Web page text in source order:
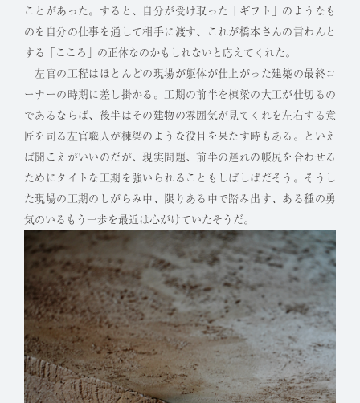
ことがあった。すると、自分が受け取った「ギフト」のようなも
のを自分の仕事を通して相手に渡す、これが橋本さんの言わんと
する「こころ」の正体なのかもしれないと応えてくれた。
左官の工程はほとんどの現場が躯体が仕上がった建築の最終コ
ーナーの時期に差し掛かる。工期の前半を棟梁の大工が仕切るの
であるならば、後半はその建物の雰囲気が見てくれを左右する意
匠を司る左官職人が棟梁のような役目を果たす時もある。といえ
ば聞こえがいいのだが、現実問題、前半の遅れの帳尻を合わせる
ためにタイトな工期を強いられることもしばしばだそう。そうし
た現場の工期のしがらみ中、限りある中で踏み出す、ある種の勇
気のいるもう一歩を最近は心がけていたそうだ。